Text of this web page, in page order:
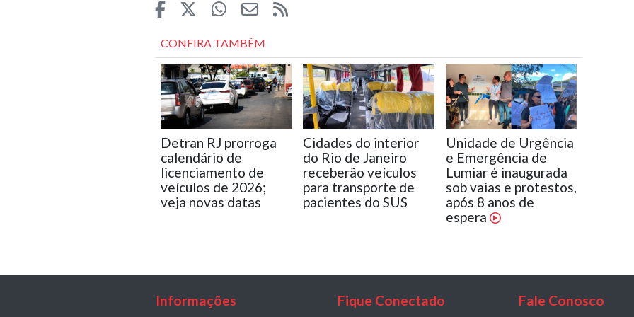
CONFIRA TAMBÉM
Detran RJ prorroga
calendário de
licenciamento de
veículos de 2026;
veja novas datas
Cidades do interior
do Rio de Janeiro
receberão veículos
para transporte de
pacientes do SUS
Unidade de Urgência
e Emergência de
Lumiar é inaugurada
sob vaias e protestos,
após 8 anos de
espera
Informações Fique Conectado Fale Conosco